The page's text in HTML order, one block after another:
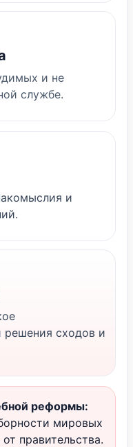
и не
службе.
и
решения сходов и
реформы:
мировых
правительства.